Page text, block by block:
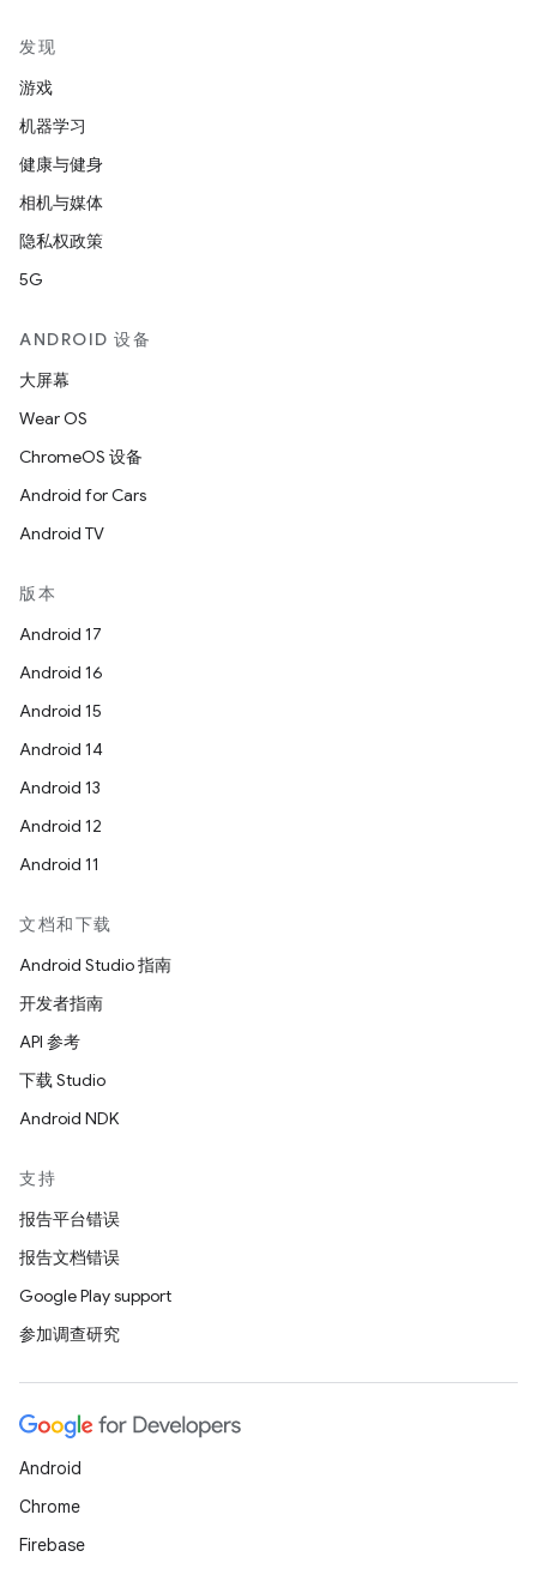
发现
游戏
机器学习
健康与健身
相机与媒体
隐私权政策
5G
ANDROID 设备
大屏幕
Wear OS
ChromeOS 设备
Android for Cars
Android TV
版本
Android 17
Android 16
Android 15
Android 14
Android 13
Android 12
Android 11
文档和下载
Android Studio 指南
开发者指南
API 参考
下载 Studio
Android NDK
支持
报告平台错误
报告文档错误
Google Play support
参加调查研究
Android
Chrome
Firebase